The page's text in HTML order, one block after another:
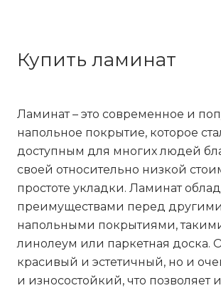
Купить ламинат
Ламинат – это современное и
напольное покрытие, которое
доступным для многих людей
своей относительно низкой
простоте укладки. Ламинат
преимуществами перед другими
напольными покрытиями,
линолеум или паркетная доска.
красивый и эстетичный, но и
и износостойкий, что позволяет